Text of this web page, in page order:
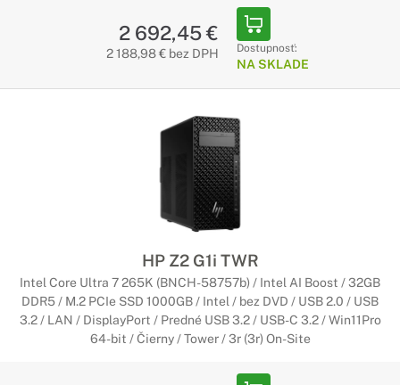
2 692,45 €
2 188,98 € bez DPH Dostupnosť:
NA SKLADE
HP Z2 G1i TWR
Intel Core Ultra 7 265K (BNCH-58757b) / Intel AI Boost / 32GB
DDR5 / M.2 PCIe SSD 1000GB / Intel / bez DVD / USB 2.0 / USB
3.2 / LAN / DisplayPort / Predné USB 3.2 / USB-C 3.2 / Win11Pro
64-bit / Čierny / Tower / 3r (3r) On-Site